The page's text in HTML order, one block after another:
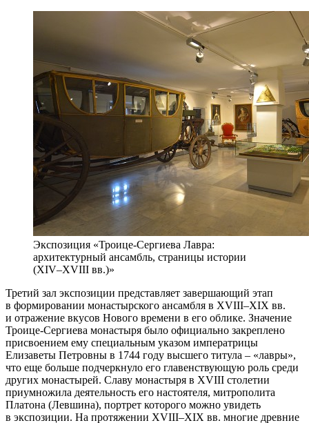
Экспозиция «Троице-Сергиева Лавра:
архитектурный ансамбль, страницы истории
(XIV–XVIII вв.)»
Третий зал экспозиции представляет завершающий этап
в формировании монастырского ансамбля в XVIII–XIX вв.
и отражение вкусов Нового времени в его облике. Значение
Троице-Сергиева монастыря было официально закреплено
присвоением ему специальным указом императрицы
Елизаветы Петровны в 1744 году высшего титула – «лавры»,
что еще больше подчеркнуло его главенствующую роль среди
других монастырей. Славу монастыря в XVIII столетии
приумножила деятельность его настоятеля, митрополита
Платона (Левшина), портрет которого можно увидеть
в экспозиции. На протяжении XVIII–XIX вв. многие древние